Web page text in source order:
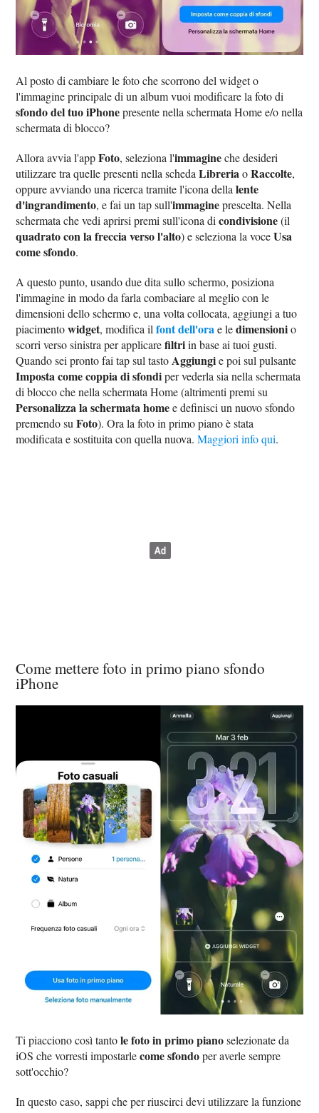
Al posto di cambiare le foto che scorrono del widget o
l'immagine principale di un album vuoi modificare la foto di
sfondo del tuo iPhonepresente nella schermata Home e/o nella
schermata di blocco?
Allora avvia l'appFoto, seleziona l'immagineche desideri
utilizzare tra quelle presenti nella schedaLibreriaoRaccolte,
oppure avviando una ricerca tramite l'icona dellalente
d'ingrandimento, e fai un tap sull'immagineprescelta. Nella
schermata che vedi aprirsi premi sull'icona dicondivisione(il
quadrato con la freccia verso l'alto) e seleziona la voceUsa
come sfondo.
A questo punto, usando due dita sullo schermo, posiziona
l'immagine in modo da farla combaciare al meglio con le
dimensioni dello schermo e, una volta collocata, aggiungi a tuo
piacimentowidget, modifica ilfont dell'orae ledimensionio
scorri verso sinistra per applicarefiltriin base ai tuoi gusti.
Quando sei pronto fai tap sul tastoAggiungie poi sul pulsante
Imposta come coppia di sfondiper vederla sia nella schermata
di blocco che nella schermata Home (altrimenti premi su
Personalizza la schermata homee definisci un nuovo sfondo
premendo suFoto). Ora la foto in primo piano è stata
modificata e sostituita con quella nuova.Maggiori info qui.
Come mettere foto in primo piano sfondo
iPhone
Ti piacciono così tantole foto in primo pianoselezionate da
iOS che vorresti impostarlecome sfondoper averle sempre
sott'occhio?
In questo caso, sappi che per riuscirci devi utilizzare la funzione